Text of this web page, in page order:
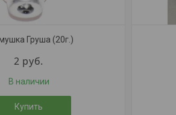
Груша (20г.)
2 руб.
В наличии
Купить